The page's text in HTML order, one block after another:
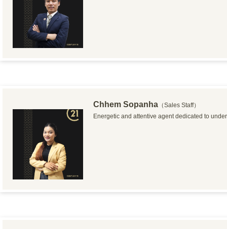
Chhem Sopanha （Sales Staff）
Energetic and attentive agent dedicated to